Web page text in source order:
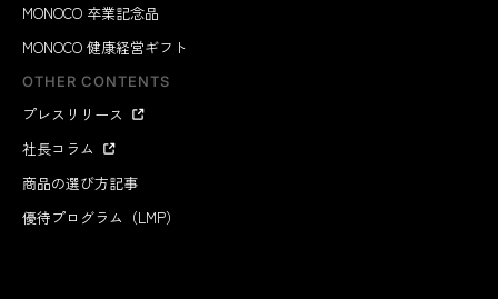
MONOCO 卒業記念品
MONOCO 健康経営ギフト
OTHER CONTENTS
プレスリリース
社長コラム
商品の選び方記事
優待プログラム（LMP）